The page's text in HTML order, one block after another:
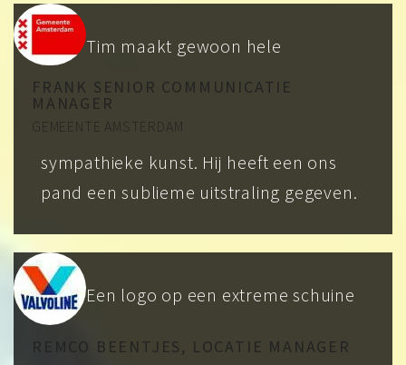
FRANK SENIOR COMMUNICATIE
MANAGER
GEMEENTE AMSTERDAM
Tim maakt gewoon hele
sympathieke kunst. Hij heeft een ons
pand een sublieme uitstraling gegeven.
REMCO BEENTJES, LOCATIE MANAGER
Een logo op een extreme schuine